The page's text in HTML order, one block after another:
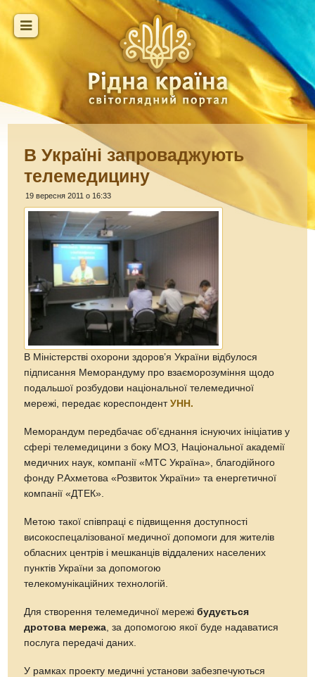
В Україні запроваджують
телемедицину
19 вересня 2011 о 16:33
В Міністерстві охорони здоров’я України відбулося
підписання Меморандуму про взаєморозуміння щодо
подальшої розбудови національної телемедичної
мережі, передає кореспондентУНН.
Меморандум передбачає об’єднання існуючих ініціатив у
сфері телемедицини з боку МОЗ, Національної академії
медичних наук, компанії «МТС Україна», благодійного
фонду Р.Ахметова «Розвиток України» та енергетичної
компанії «ДТЕК».
Метою такої співпраці є підвищення доступності
високоспецалізованої медичної допомоги для жителів
обласних центрів і мешканців віддалених населених
пунктів України за допомогою
телекомунікаційних технологій.
Для створення телемедичної мережібудується
дротова мережа , за допомогою якої буде надаватися
послуга передачі даних.
У рамках проекту медичні установи забезпечуються